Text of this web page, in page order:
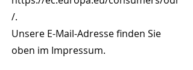
/.
Unsere E-Mail-Adresse finden Sie
oben im Impressum.